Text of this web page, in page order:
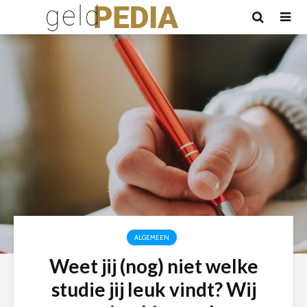
ALGEMEEN
Weet jij (nog) niet welke
studie jij leuk vindt? Wij